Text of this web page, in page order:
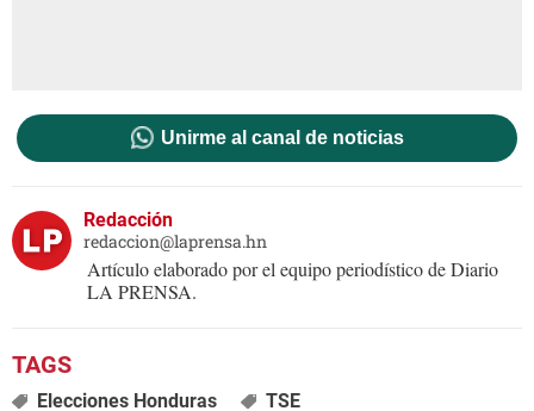
Unirme al canal de noticias
Redacción
redaccion@laprensa.hn
Artículo elaborado por el equipo periodístico de Diario
LA PRENSA.
Elecciones Honduras TSE